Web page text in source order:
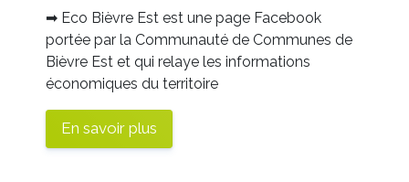
➡ Eco Bièvre Est est une page Facebook
portée par la Communauté de Communes de
Bièvre Est et qui relaye les informations
économiques du territoire
En savoir plus